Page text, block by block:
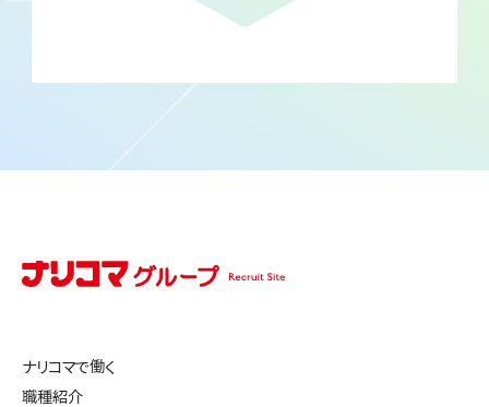
ナリコマで働く
職種紹介